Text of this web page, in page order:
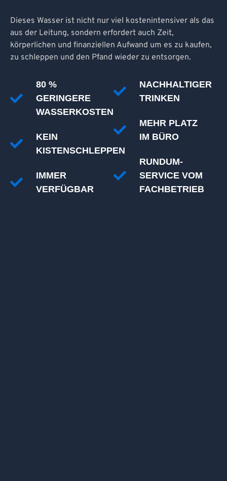
Dieses Wasser ist nicht nur viel kostenintensiver als das
aus der Leitung, sondern erfordert auch Zeit,
körperlichen und finanziellen Aufwand um es zu kaufen,
zu schleppen und den Pfand wieder zu entsorgen.
80 %
GERINGERE
WASSERKOSTEN
KEIN
KISTENSCHLEPPEN
IMMER
VERFÜGBAR
NACHHALTIGER
TRINKEN
MEHR PLATZ
IM BÜRO
RUNDUM-
SERVICE VOM
FACHBETRIEB